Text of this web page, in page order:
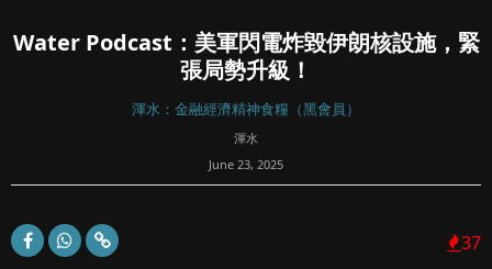
Water Podcast：美軍閃電炸毀伊朗核設施，緊
張局勢升級！
渾水：金融經濟精神食糧（黑會員）
渾水
June 23, 2025
37